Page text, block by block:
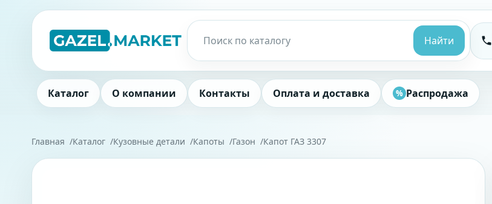
Найти
Каталог О компании Контакты Оплата и доставка % Распродажа
Главная Каталог Кузовные детали Капоты Газон Капот ГАЗ 3307